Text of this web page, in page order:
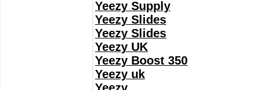
Yeezy Supply
Yeezy Slides
Yeezy Slides
Yeezy UK
Yeezy Boost 350
Yeezy uk